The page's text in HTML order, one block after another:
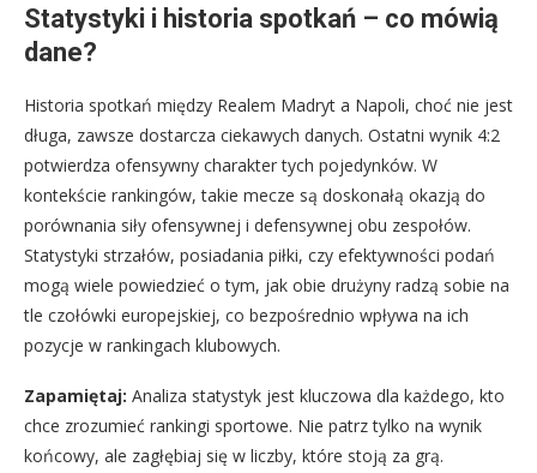
Statystyki i historia spotkań – co mówią
dane?
Historia spotkań między Realem Madryt a Napoli, choć nie jest
długa, zawsze dostarcza ciekawych danych. Ostatni wynik 4:2
potwierdza ofensywny charakter tych pojedynków. W
kontekście rankingów, takie mecze są doskonałą okazją do
porównania siły ofensywnej i defensywnej obu zespołów.
Statystyki strzałów, posiadania piłki, czy efektywności podań
mogą wiele powiedzieć o tym, jak obie drużyny radzą sobie na
tle czołówki europejskiej, co bezpośrednio wpływa na ich
pozycje w rankingach klubowych.
Zapamiętaj: Analiza statystyk jest kluczowa dla każdego, kto
chce zrozumieć rankingi sportowe. Nie patrz tylko na wynik
końcowy, ale zagłębiaj się w liczby, które stoją za grą.